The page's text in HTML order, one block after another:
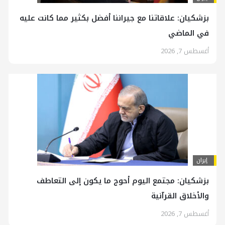
بزشكيان: علاقاتنا مع جيراننا أفضل بكثير مما كانت عليه
في الماضي
أغسطس 7, 2026
إيران
بزشكيان: مجتمع اليوم أحوج ما يكون إلى التعاطف
والأخلاق القرآنية
أغسطس 7, 2026